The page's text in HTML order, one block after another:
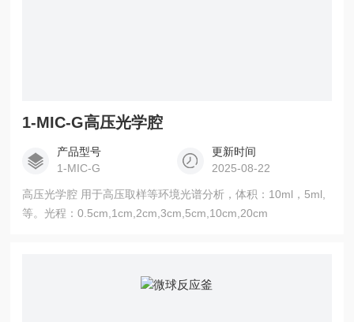
1-MIC-G高压光学腔
产品型号
1-MIC-G
更新时间
2025-08-22
高压光学腔 用于高压取样等环境光谱分析，体积：10ml，5ml,
等。光程：0.5cm,1cm,2cm,3cm,5cm,10cm,20cm